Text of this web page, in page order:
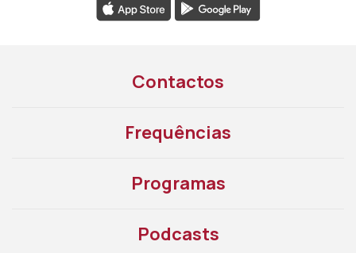
Contactos
Frequências
Programas
Podcasts